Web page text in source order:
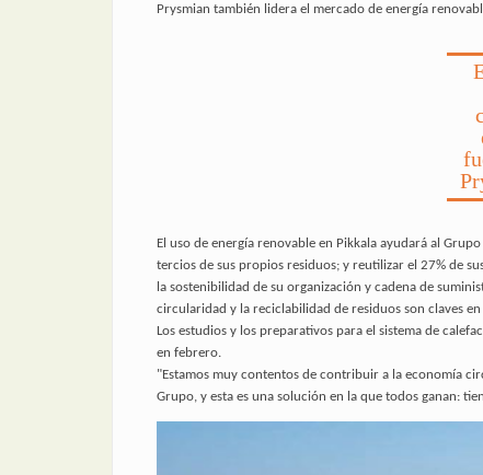
Prysmian también lidera el mercado de energía
El uso de energía renovable en Pikkala ayudará al
tercios de sus propios residuos; y reutilizar el 27% de
la sostenibilidad de su organización y cadena de
circularidad y la reciclabilidad de residuos son claves
Los estudios y los preparativos para el sistema de
en febrero.
"Estamos muy contentos de contribuir a la economía
Grupo, y esta es una solución en la que todos ganan: